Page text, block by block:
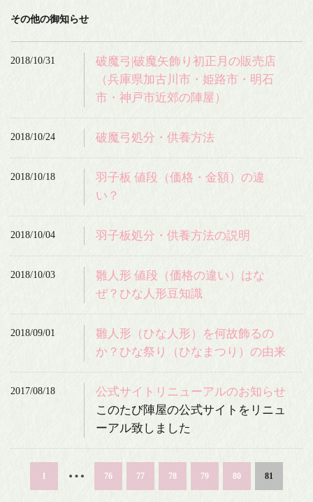
その他の御知らせ
2018/10/31
破魔弓|破魔矢飾り初正月の販売店
（兵庫県加古川市・姫路市・明石
市・神戸市近郊の陣屋）
2018/10/24 破魔弓処分・供養方法
2018/10/18
羽子板 値段（価格・金額）の違
い？
2018/10/04 羽子板処分・供養方法の説明
2018/10/03
雛人形 値段（価格の違い）はな
ぜ？ひな人形豆知識
2018/09/01
雛人形（ひな人形）を何故飾るの
か？ひな祭り（ひなまつり）の由来
2017/08/18
公式サイトリニューアルのお知らせ
このたび陣屋の公式サイトをリニュ
ーアル致しました
1 … 76 77 78 79 80 81